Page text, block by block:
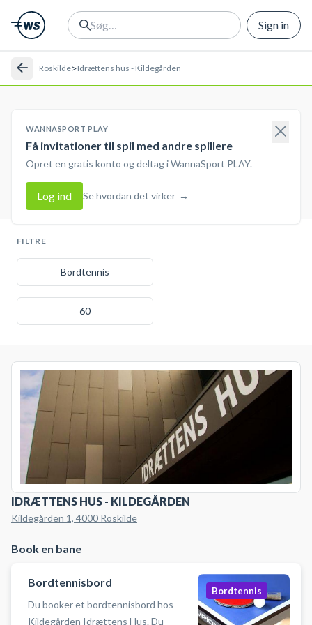
Sign in
Roskilde>Idrættens hus - Kildegården
WANNASPORT PLAY
Få invitationer til spil med andre spillere
Opret en gratis konto og deltag i WannaSport PLAY.
Log ind Se hvordan det virker →
FILTRE
Bordtennis
60
IDRÆTTENS HUS - KILDEGÅRDEN
Kildegården 1, 4000 Roskilde
Book en bane
Bordtennisbord
Du booker et bordtennisbord hos
Kildegården Idrættens Hus. Du
Bordtennis